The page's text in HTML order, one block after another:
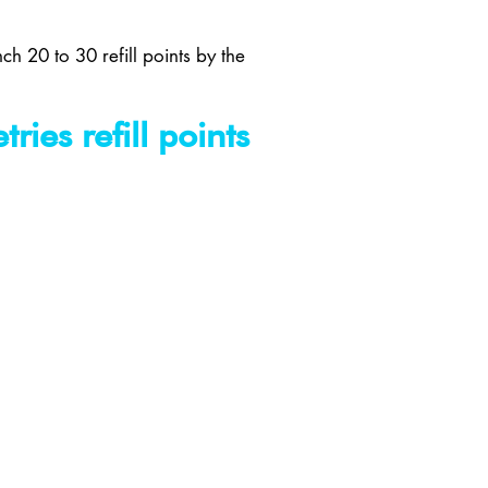
20 to 30 refill points by the
refill points